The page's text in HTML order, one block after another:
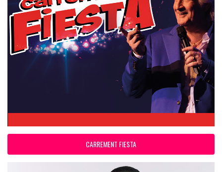
CARREMENT FIESTA